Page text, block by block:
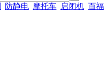
防静电 摩托车 启闭机 百福